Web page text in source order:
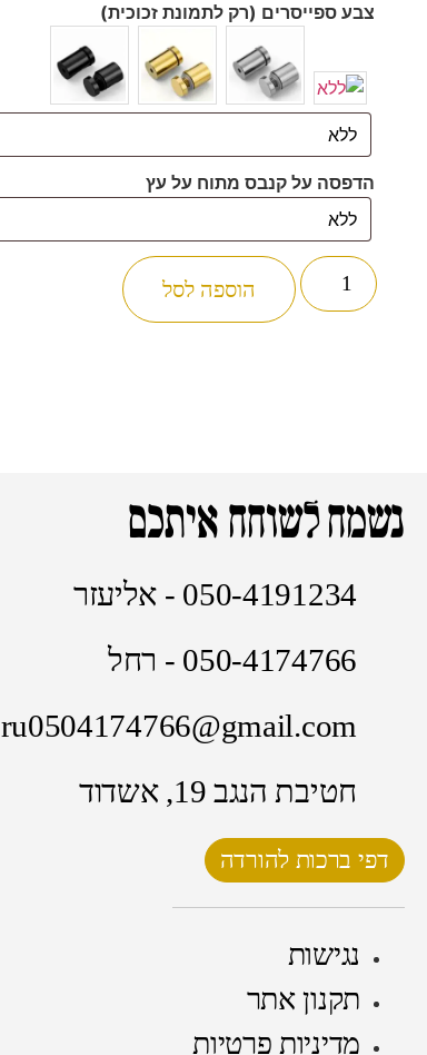
צבע ספייסרים (רק לתמונת זכוכית)
הדפסה על קנבס מתוח על עץ
הוספה לסל
נשמח לשוחח איתכם
050-4191234 - אליעזר
050-4174766 - רחל
ru0504174766@gmail.com
חטיבת הנגב 19, אשדוד
דפי ברכות להורדה
נגישות
תקנון אתר
מדיניות פרטיות